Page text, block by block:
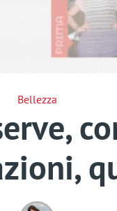
Bellezza